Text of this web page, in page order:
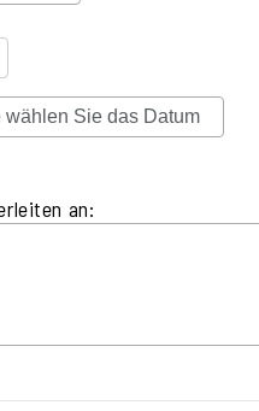
an: